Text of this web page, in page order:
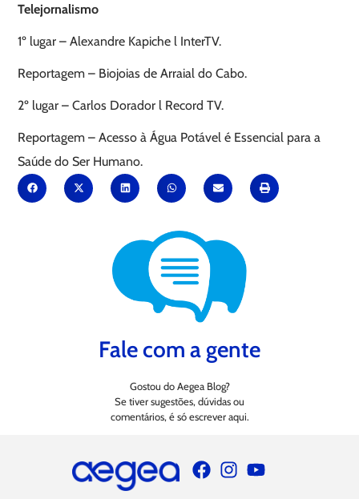
Telejornalismo
1º lugar – Alexandre Kapiche l InterTV.
Reportagem – Biojoias de Arraial do Cabo.
2º lugar – Carlos Dorador l Record TV.
Reportagem – Acesso à Água Potável é Essencial para a
Saúde do Ser Humano.
Fale com a gente
Gostou do Aegea Blog?
Se tiver sugestões, dúvidas ou
comentários, é só escrever aqui.